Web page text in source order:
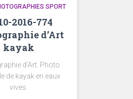
SPORT
2016-774
d’Art
kayak
d’Art. Photo
de kayak en eaux
vives.